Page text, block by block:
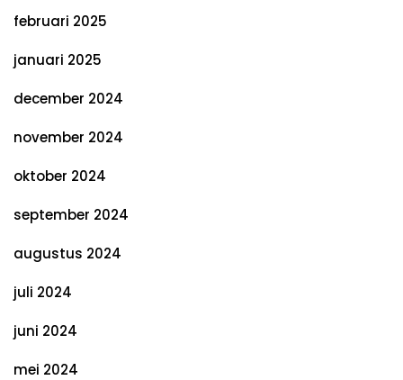
februari 2025
januari 2025
december 2024
november 2024
oktober 2024
september 2024
augustus 2024
juli 2024
juni 2024
mei 2024